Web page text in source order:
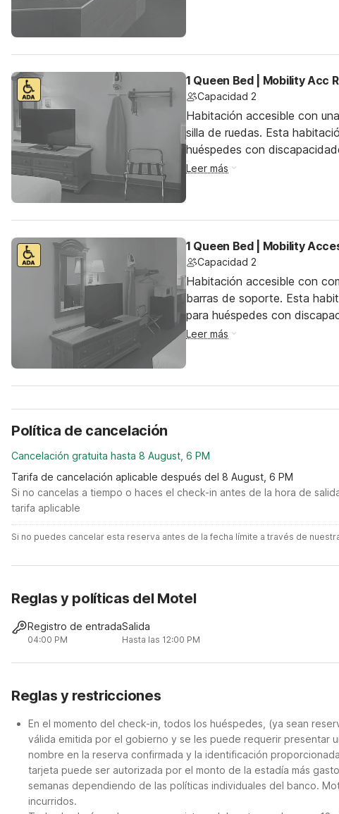
1 Queen Bed | Mobility Acc
Capacidad 2
Habitación accesible con
silla de ruedas. Esta
huéspedes con
Leer más
1 Queen Bed | Mobility
Capacidad 2
Habitación accesible con
barras de soporte. Esta
para huéspedes con
Leer más
Política de cancelación
Cancelación gratuita hasta 8 August, 6 PM
Tarifa de cancelación aplicable después del 8 August, 6 PM
Si no cancelas a tiempo o haces el check-in antes de la hora de
tarifa aplicable
Si no puedes cancelar esta reserva antes de la fecha límite a través de
Reglas y políticas del Motel
Registro de entrada
04:00 PM
Salida
Hasta las 12:00 PM
Reglas y restricciones
En el momento del check-in, todos los huéspedes, (ya sean
válida emitida por el gobierno y se les puede requerir
nombre en la reserva confirmada y la identificación
tarjeta puede ser autorizada por el monto de la estadía más
semanas dependiendo de las políticas individuales del banco.
incurridos.